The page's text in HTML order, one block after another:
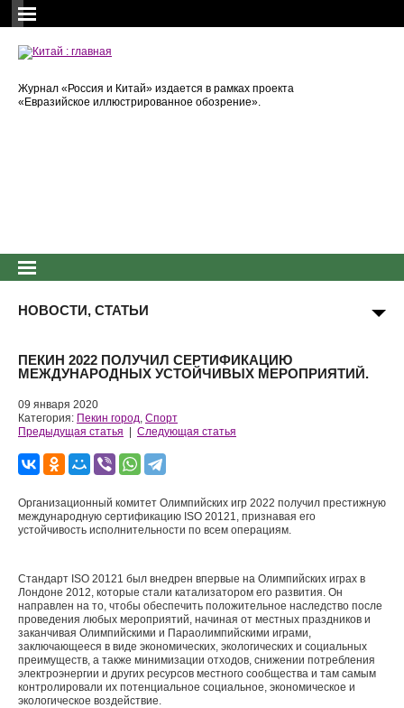
Журнал «Россия и Китай» издается в рамках проекта
«Евразийское иллюстрированное обозрение».
НОВОСТИ, СТАТЬИ
ПЕКИН 2022 ПОЛУЧИЛ СЕРТИФИКАЦИЮ
МЕЖДУНАРОДНЫХ УСТОЙЧИВЫХ МЕРОПРИЯТИЙ.
09 января 2020
Категория: Пекин город, Спорт
Предыдущая статья
Следующая статья
Организационный комитет Олимпийских игр 2022 получил престижную
международную сертификацию ISO 20121, признавая его
устойчивость исполнительности по всем операциям.
Стандарт ISO 20121 был внедрен впервые на Олимпийских играх в
Лондоне 2012, которые стали катализатором его развития. Он
направлен на то, чтобы обеспечить положительное наследство после
проведения любых мероприятий, начиная от местных праздников и
заканчивая Олимпийскими и Параолимпийскими играми,
заключающееся в виде экономических, экологических и социальных
преимуществ, а также минимизации отходов, снижении потребления
электроэнергии и других ресурсов местного сообщества и там самым
контролировали их потенциальное социальное, экономическое и
экологическое воздействие.